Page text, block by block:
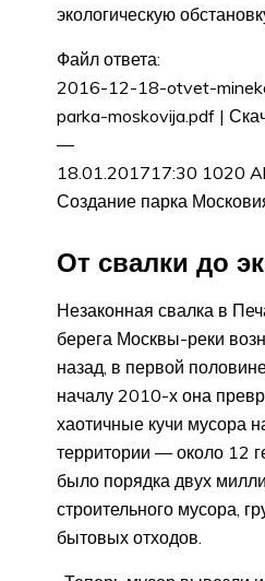
экологическую
Файл ответа:
2016-12-18-otvet-
parka-moskovija.pdf |
—
18.01.201717:30 1020
Создание парка
От свалки до
Незаконная свалка в
берега Москвы-реки
назад, в первой
началу 2010-х она
хаотичные кучи мусора
территории — около 12
было порядка двух
строительного мусора,
бытовых отходов.